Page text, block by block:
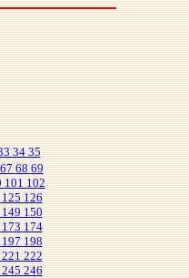
34 35
67 68 69
101 102
125 126
149 150
173 174
197 198
221 222
245 246